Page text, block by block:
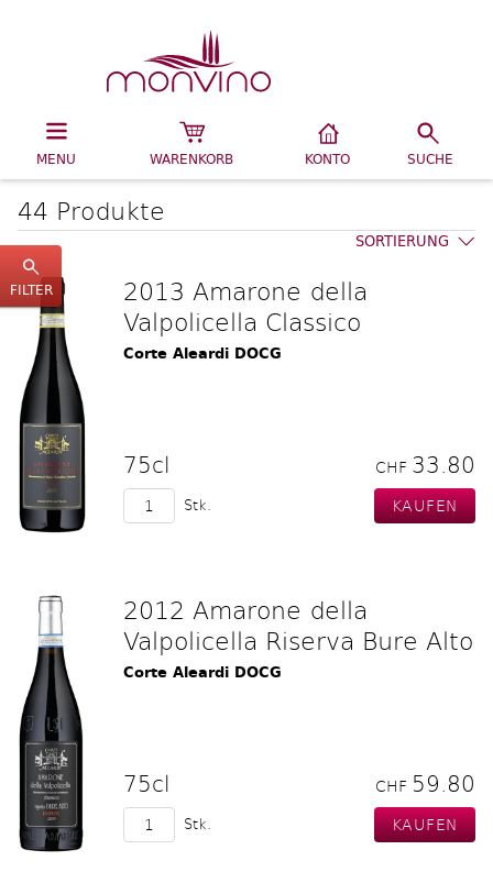
MENU WARENKORB KONTO SUCHE
FILTER
44 Produkte
SORTIERUNG
2013 Amarone della
Valpolicella Classico
Corte Aleardi DOCG
75cl CHF 33.80
Stk.
2012 Amarone della
Valpolicella Riserva Bure Alto
Corte Aleardi DOCG
75cl CHF 59.80
Stk.